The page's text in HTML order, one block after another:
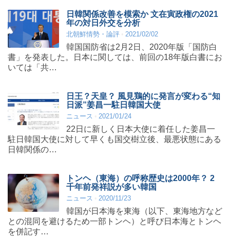
日韓関係改善を模索か 文在寅政権の2021
年の対日外交を分析
北朝鮮情勢・論評 2021/02/02
韓国国防省は2月2日、2020年版「国防白
書」を発表した。日本に関しては、前回の18年版白書にお
いては「共…
日王？天皇？ 風見鶏的に発言が変わる“知
日派”姜昌一駐日韓国大使
ニュース 2021/01/24
22日に新しく日本大使に着任した姜昌一
駐日韓国大使に対して早くも国交樹立後、最悪状態にある
日韓関係の…
トンヘ（東海）の呼称歴史は2000年？ 2
千年前発祥説が多い韓国
ニュース 2020/11/23
韓国が日本海を東海（以下、東海地方など
との混同を避けるため一部トンヘ）と呼び日本海とトンヘ
を併記す…